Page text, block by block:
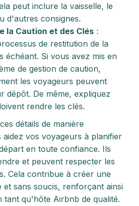
peut inclure la vaisselle, le
d'autres consignes.
la Caution et des Clés :
de restitution de la
échéant. Si vous avez mis en
de gestion de caution,
les voyageurs peuvent
dépôt. De même, expliquez
rendre les clés.
détails de manière
vos voyageurs à planifier
en toute confiance. Ils
et peuvent respecter les
Cela contribue à créer une
et sans soucis, renforçant ainsi
tant qu'hôte Airbnb de qualité.